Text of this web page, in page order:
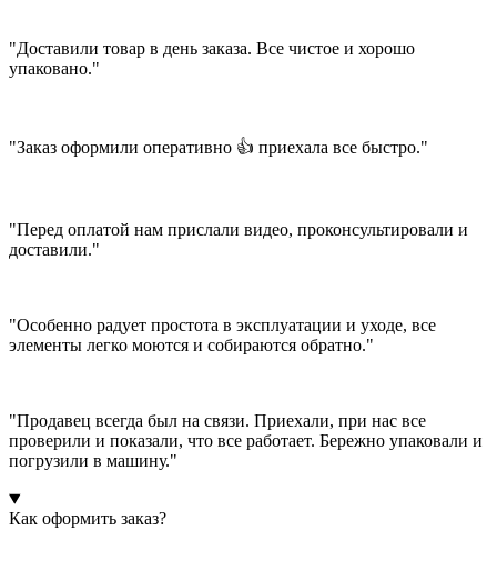
"Доставили товар в день заказа. Все чистое и хорошо
упаковано."
"Заказ оформили оперативно 👍 приехала все быстро."
"Перед оплатой нам прислали видео, проконсультировали и
доставили."
"Особенно радует простота в эксплуатации и уходе, все
элементы легко моются и собираются обратно."
"Продавец всегда был на связи. Приехали, при нас все
проверили и показали, что все работает. Бережно упаковали и
погрузили в машину."
Как оформить заказ?